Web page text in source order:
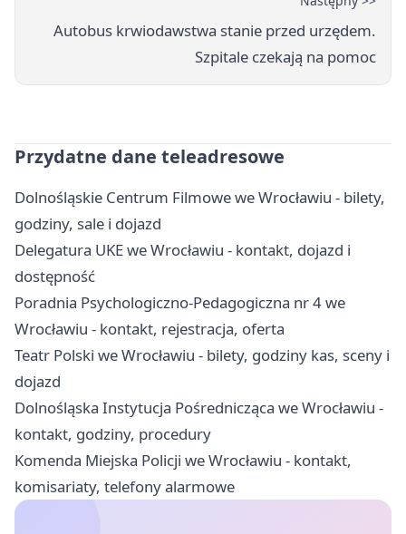
Autobus krwiodawstwa stanie przed urzędem.
Szpitale czekają na pomoc
Przydatne dane teleadresowe
Dolnośląskie Centrum Filmowe we Wrocławiu - bilety,
godziny, sale i dojazd
Delegatura UKE we Wrocławiu - kontakt, dojazd i
dostępność
Poradnia Psychologiczno-Pedagogiczna nr 4 we
Wrocławiu - kontakt, rejestracja, oferta
Teatr Polski we Wrocławiu - bilety, godziny kas, sceny i
dojazd
Dolnośląska Instytucja Pośrednicząca we Wrocławiu -
kontakt, godziny, procedury
Komenda Miejska Policji we Wrocławiu - kontakt,
komisariaty, telefony alarmowe